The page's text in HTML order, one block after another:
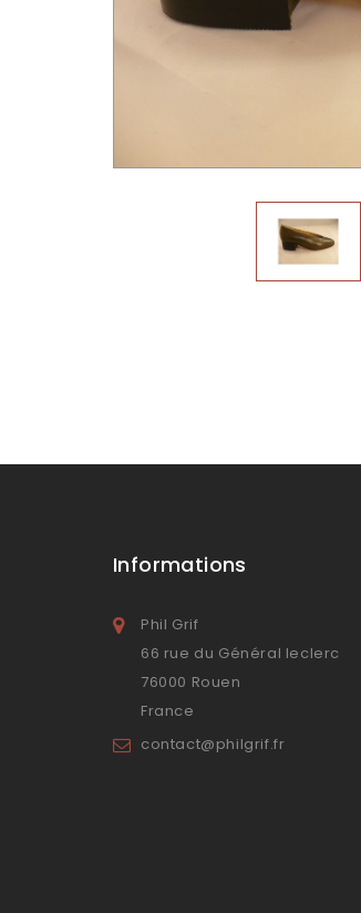
Informations
Phil Grif
66 rue du Général leclerc
76000 Rouen
France
contact@philgrif.fr